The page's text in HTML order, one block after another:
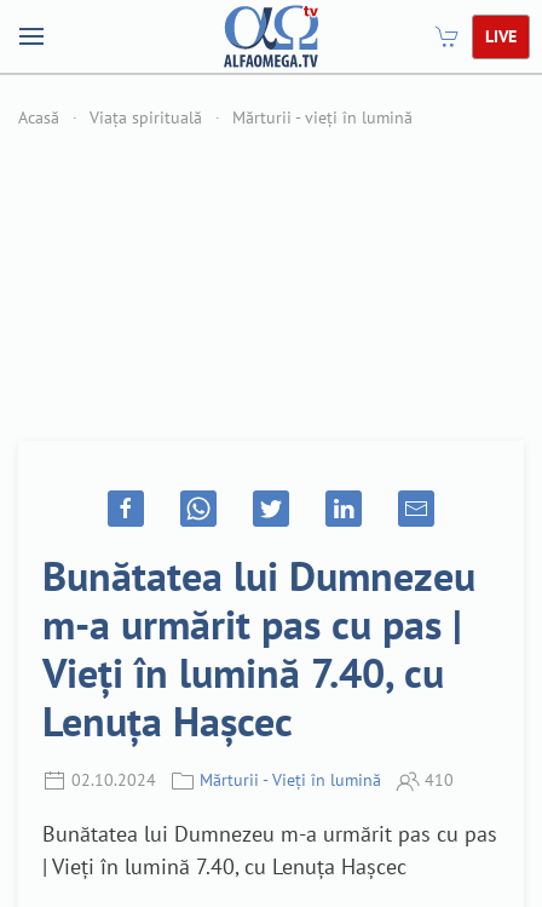
LIVE
Acasă Viața spirituală Mărturii - vieți în lumină
Bunătatea lui Dumnezeu
m-a urmărit pas cu pas |
Vieți în lumină 7.40, cu
Lenuța Hașcec
02.10.2024 Mărturii - Vieți în lumină 410
Bunătatea lui Dumnezeu m-a urmărit pas cu pas
| Vieți în lumină 7.40, cu Lenuța Hașcec